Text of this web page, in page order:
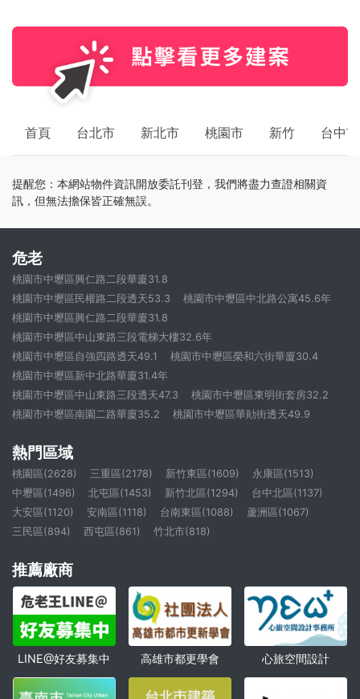
首頁 台北市 新北市 桃園市 新竹 台中市
提醒您：本網站物件資訊開放委託刊登，我們將盡力查證相關資
訊，但無法擔保皆正確無誤。
危老
桃園市中壢區興仁路二段華廈31.8
桃園市中壢區民權路二段透天53.3
桃園市中壢區中北路公寓45.6年
桃園市中壢區興仁路二段華廈31.8
桃園市中壢區中山東路三段電梯大樓32.6年
桃園市中壢區自強四路透天49.1
桃園市中壢區榮和六街華廈30.4
桃園市中壢區新中北路華廈31.4年
桃園市中壢區中山東路三段透天47.3
桃園市中壢區東明街套房32.2
桃園市中壢區南園二路華廈35.2
桃園市中壢區華勛街透天49.9
熱門區域
桃園區(2628) 三重區(2178) 新竹東區(1609)
永康區(1513)
中壢區(1496)
北屯區(1453) 新竹北區(1294)
台中北區(1137)
大安區(1120)
安南區(1118) 台南東區(1088)
蘆洲區(1067)
三民區(894)
西屯區(861) 竹北市(818)
推薦廠商
LINE@好友募集中 高雄市都更學會 心旅空間設計